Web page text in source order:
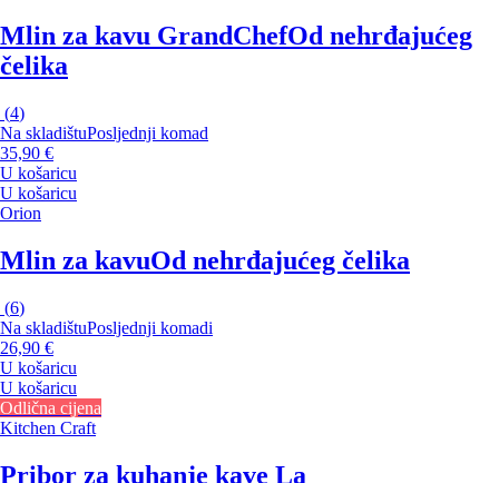
Mlin za kavu GrandChefOd nehrđajućeg
čelika
(4)
Na skladištuPosljednji komad
35,90 €
U košaricu
U košaricu
Orion
Mlin za kavuOd nehrđajućeg čelika
(6)
Na skladištuPosljednji komadi
26,90 €
U košaricu
U košaricu
Odlična cijena
Kitchen Craft
Pribor za kuhanje kave La